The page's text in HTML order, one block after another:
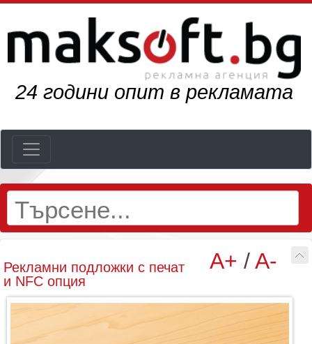
27 години опит в рекламата
A+ /A-
Рекламни подложки с печат
и NFC опция